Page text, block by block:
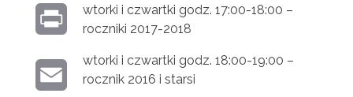
O
T
E
E
wtorki i czwartki godz. 17:00-18:00 –
roczniki 2017-2018
wtorki i czwartki godz. 18:00-19:00 –
rocznik 2016 i starsi